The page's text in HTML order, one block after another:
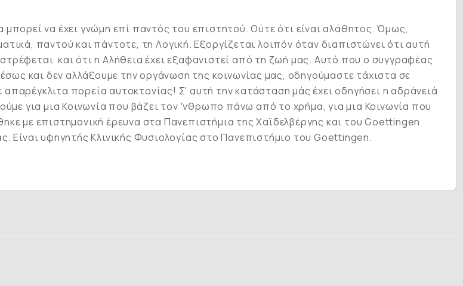
να έχει γνώμη επί παντός του επιστητού. Ούτε ότι είναι αλάθητος. Όμως,
παντού και πάντοτε, τη Λογική. Εξοργίζεται λοιπόν όταν διαπιστώνει ότι αυτή
και ότι η Αλήθεια έχει εξαφανιστεί από τη ζωή μας. Αυτό που ο συγγραφέας
και δεν αλλάξουμε την οργάνωση της κοινωνίας μας, οδηγούμαστε τάχιστα σε
πορεία αυτοκτονίας! Σ' αυτή την κατάσταση μάς έχει οδηγήσει η αδράνειά
για μια Κοινωνία που βάζει τον ʼνθρωπο πάνω από το χρήμα, για μια Κοινωνία που
με επιστημονική έρευνα στα Πανεπιστήμια της Χαϊδελβέργης και του Goettingen
Είναι υφηγητής Κλινικής Φυσιολογίας στο Πανεπιστήμιο του Goettingen.